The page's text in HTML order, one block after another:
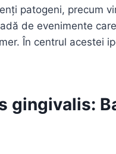
patogeni, precum
de evenimente
În centrul acestei
gingivalis: